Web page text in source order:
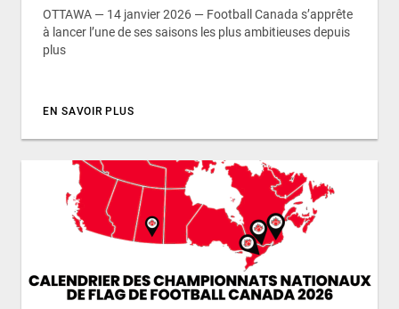
OTTAWA — 14 janvier 2026 — Football Canada s’apprête
à lancer l’une de ses saisons les plus ambitieuses depuis
plus
EN SAVOIR PLUS